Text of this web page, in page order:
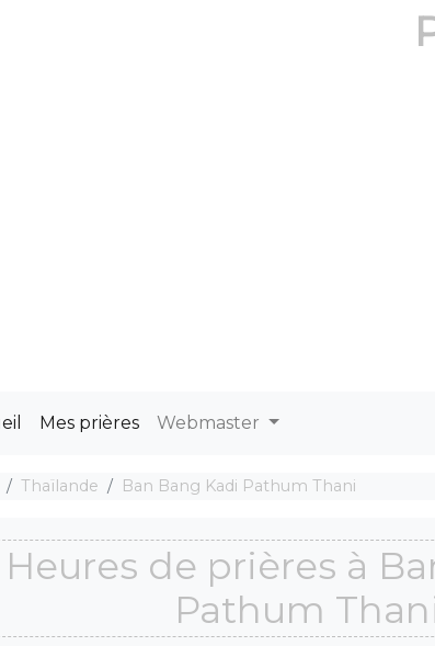
Mes prières Webmaster
Thaïlande Ban Bang Kadi Pathum Thani
Heures de prières à
Pathum